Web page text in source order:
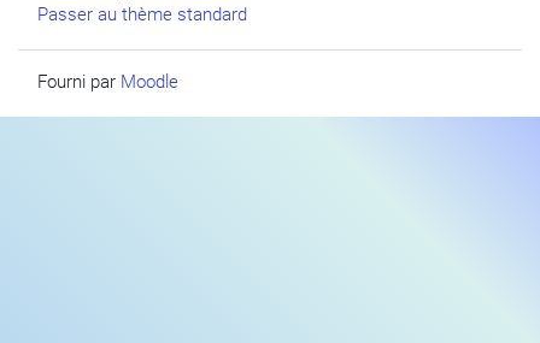
Passer au thème standard
Fourni par Moodle